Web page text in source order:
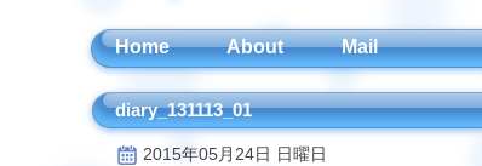
Home About Mail
diary_131113_01
2015年05月24日 日曜日